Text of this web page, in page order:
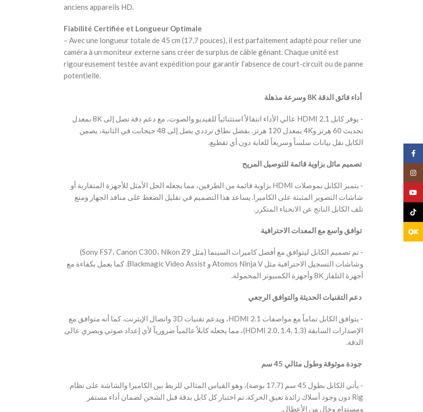
anciens appareils HD.
Fiabilité Certifiée et Longueur Optimale
– Avec une longueur totale de 45 cm (17,7 pouces), il est parfaitement adapté pour relier une
caméra à un moniteur externe sans créer de surplus de câble gênant. Chaque unité est
rigoureusement testée avant expédition pour garantir l’absence de court-circuit ou de panne
potentielle.
‫ أداء فائق الدقة 8K وسرعة مذهلة
‫- يوفر كابل HDMI 2.1 عالي الأداء انتقالاً استثنائياً للفيديو والصوت، مع دعم دقة تصل إلى 8K بمعدل
تحديث 60 هرتز و4K بمعدل 120 هرتز. بفضل نطاق ترددي يصل إلى 48 جيجابت في الثانية، يضمن
الكابل نقل بيانات سلساً وسريعاً للغاية دون أي تقطيع.
‫ تصميم مائل بزاوية قائمة للتوصيل المريح
‫- يتميز الكابل بموصلات HDMI بزاوية قائمة من الطرفين، مما يجعله الحل الأمثل للأجهزة المتقاربة أو
شاشات التصوير المثبتة على الكاميرا. يساعد هذا التصميم في تقليل الضغط على منافذ الجهاز ومنع
تلف الكابل الناتج عن الانحناء المتكرر.
‫ توافق واسع مع المعدات الاحترافية
‫- تم تصميم الكابل ليتوافق مع أفضل كاميرات السينما (مثل Sony FS7، Canon C300، Nikon Z9)
وشاشات التسجيل الاحترافية مثل Atomos Ninja V و Blackmagic Video Assist. كما يعمل بكفاءة مع
أجهزة التلفاز 8K وأجهزة الكمبيوتر المحمولة.
‫ دعم التقنيات الحديثة والتوافق الرجعي
‫- يتوافق الكابل تماماً مع مواصفات HDMI 2.1، ويدعم تقنيات 3D واتصال الإيثرنت. كما أنه متوافق مع
الإصدارات السابقة (HDMI 2.0, 1.4, 1.3)، مما يجعله كابلاً عالمياً ضرورياً لأي إعداد صوتي وبصري عالي
الدقة.
‫ جودة موثوقة وطول مثالي 45 سم
‫- يأتي الكابل بطول 45 سم (17.7 بوصة)، وهو القياس المثالي للربط بين الكاميرا والشاشة على نظام
Rig دون وجود أسلاك زائدة تعيق الحركة. تم اختبار كل كابل بدقة قبل الشحن لضمان أداء مستقر
ومستدام وخالٍ من الأعطال.